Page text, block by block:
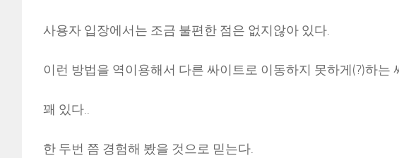
사용자 입장에서는 조금 불편한 점은 없지않아 있다.
이런 방법을 역이용해서 다른 싸이트로 이동하지 못하게(?)하는
꽤 있다..
한 두번 쯤 경험해 봤을 것으로 믿는다.